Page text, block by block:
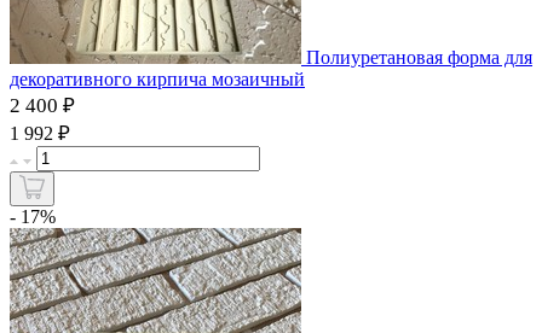
Полиуретановая форма для
декоративного кирпича мозаичный
2 400 ₽
1 992 ₽
- 17%